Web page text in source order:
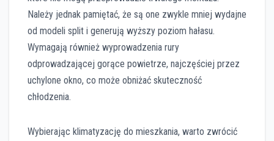
Należy jednak pamiętać, że są one zwykle mniej wydajne
od modeli split i generują wyższy poziom hałasu.
Wymagają również wyprowadzenia rury
odprowadzającej gorące powietrze, najczęściej przez
uchylone okno, co może obniżać skuteczność
chłodzenia.
Wybierając klimatyzację do mieszkania, warto zwrócić